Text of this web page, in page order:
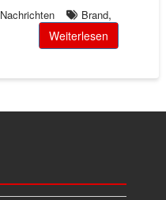
Nachrichten Brand,
Weiterlesen